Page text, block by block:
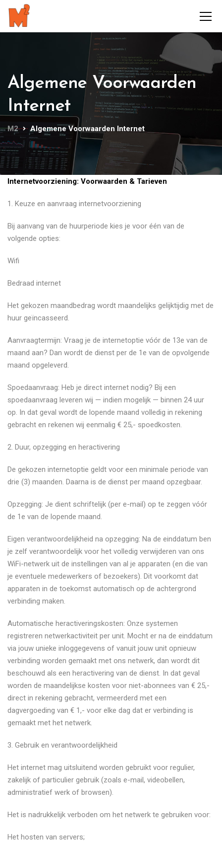
Algemene Voorwaarden
Internet
M2 Algemene Voorwaarden Internet
Internetvoorziening: Voorwaarden & Tarieven
​1. Keuze en aanvraag internetvoorziening
​Bij aanvang van de huurperiode kies je voor één van de
volgende opties:
​Wifi
​Bedraad internet
​Het gekozen maandbedrag wordt maandelijks gelijktijdig met de
huur geïncasseerd.
​Aanvraagtermijn: Vraag je de internetoptie vóór de 13e van de
maand aan? Dan wordt de dienst per de 1e van de opvolgende
maand opgeleverd.
​Spoedaanvraag: Heb je direct internet nodig? Bij een
spoedaanvraag leveren wij — indien mogelijk — binnen 24 uur
op. In dat geval wordt de lopende maand volledig in rekening
gebracht en rekenen wij eenmalig € 25,- spoedkosten.
​2. Duur, opzegging en heractivering
​De gekozen internetoptie geldt voor een minimale periode van
drie (3) maanden. Daarna is de dienst per maand opzegbaar.
​Opzegging: Je dient schriftelijk (per e-mail) op te zeggen vóór
de 1e van de lopende maand.
​Eigen verantwoordelijkheid na opzegging: Na de einddatum ben
je zelf verantwoordelijk voor het volledig verwijderen van ons
WiFi-netwerk uit de instellingen van al je apparaten (en die van
je eventuele medewerkers of bezoekers). Dit voorkomt dat
apparaten in de toekomst automatisch op de achtergrond
verbinding maken.
​Automatische heractiveringskosten: Onze systemen
registreren netwerkactiviteit per unit. Mocht er na de einddatum
via jouw unieke inloggegevens of vanuit jouw unit opnieuw
verbinding worden gemaakt met ons netwerk, dan wordt dit
beschouwd als een heractivering van de dienst. In dat geval
worden de maandelijkse kosten voor niet-abonnees van € 25,-
direct in rekening gebracht, vermeerderd met een
dagvergoeding van € 1,- voor elke dag dat er verbinding is
gemaakt met het netwerk.
​3. Gebruik en verantwoordelijkheid
​Het internet mag uitsluitend worden gebruikt voor regulier,
zakelijk of particulier gebruik (zoals e-mail, videobellen,
administratief werk of browsen).
​Het is nadrukkelijk verboden om het netwerk te gebruiken voor:
​Het hosten van servers;